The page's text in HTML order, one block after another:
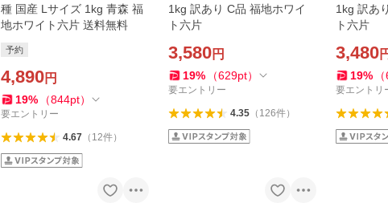
種 国産 Lサイズ 1kg 青森 福
地ホワイト六片 送料無料
予約
4,890円
19% （844pt）
要エントリー
4.67（ 12件）
1kg 訳あり C品 福地ホワイ
ト六片
3,580円
19% （629pt）
要エントリー
4.35（ 126件）
1kg 訳あ
ト六片
3,480
19% （
要エントリ